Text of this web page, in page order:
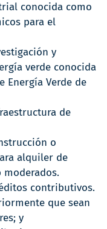
conocida como
para el
y
verde conocida
Energía Verde de
de
o
alquiler de
contributivos.
que sean
y